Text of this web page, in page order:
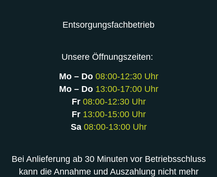
Entsorgungsfachbetrieb
Unsere Öffnungszeiten:
Mo – Do 08:00-12:30 Uhr
Mo – Do 13:00-17:00 Uhr
Fr 08:00-12:30 Uhr
Fr 13:00-15:00 Uhr
Sa 08:00-13:00 Uhr
Bei Anlieferung ab 30 Minuten vor Betriebsschluss
kann die Annahme und Auszahlung nicht mehr